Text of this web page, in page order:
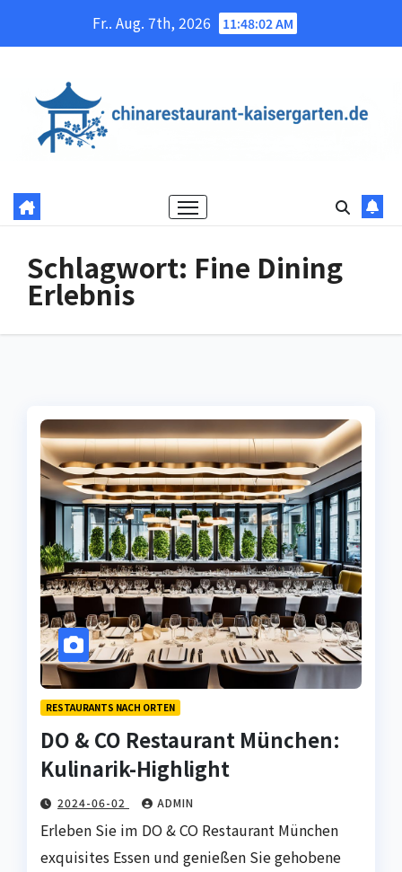
Fr.. Aug. 7th, 2026 11:48:02 AM
Schlagwort: Fine Dining
Erlebnis
RESTAURANTS NACH ORTEN
DO & CO Restaurant München:
Kulinarik-Highlight
2024-06-02 ADMIN
Erleben Sie im DO & CO Restaurant München
exquisites Essen und genießen Sie gehobene